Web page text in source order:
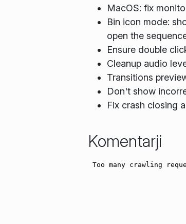
MacOS: fix
Bin icon mode:
open the
Ensure double
Cleanup audio
Transitions
Don't show
Fix crash closing
Komentarji